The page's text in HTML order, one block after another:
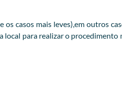
casos mais leves),em outros
para realizar o procedimento